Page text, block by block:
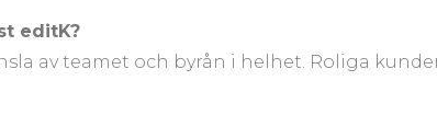
editK?
av teamet och byrån i helhet. Roliga